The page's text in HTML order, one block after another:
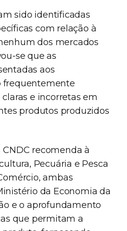
sido identificadas
com relação à
dos mercados
se que as
aos
frequentemente
e incorretas em
produtos produzidos
recomenda à
Pecuária e Pesca
ambas
da Economia da
e o aprofundamento
que permitam a